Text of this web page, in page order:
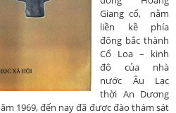
Giang cổ, nằm
liền kề phía
đông bắc thành
Cổ Loa – kinh
đô của nhà
nước Âu Lạc
thời An Dương
1969, đến nay đã được đào thám sát